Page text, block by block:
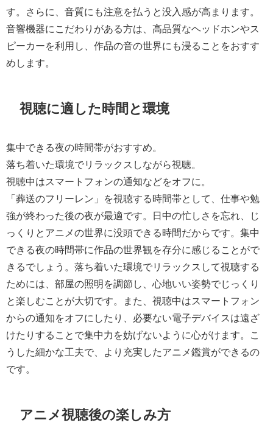
す。さらに、音質にも注意を払うと没入感が高まります。
音響機器にこだわりがある方は、高品質なヘッドホンやス
ピーカーを利用し、作品の音の世界にも浸ることをおすす
めします。
視聴に適した時間と環境
集中できる夜の時間帯がおすすめ。
落ち着いた環境でリラックスしながら視聴。
視聴中はスマートフォンの通知などをオフに。
「葬送のフリーレン」を視聴する時間帯として、仕事や勉
強が終わった後の夜が最適です。日中の忙しさを忘れ、じ
っくりとアニメの世界に没頭できる時間だからです。集中
できる夜の時間帯に作品の世界観を存分に感じることがで
きるでしょう。落ち着いた環境でリラックスして視聴する
ためには、部屋の照明を調節し、心地いい姿勢でじっくり
と楽しむことが大切です。また、視聴中はスマートフォン
からの通知をオフにしたり、必要ない電子デバイスは遠ざ
けたりすることで集中力を妨げないように心がけます。こ
うした細かな工夫で、より充実したアニメ鑑賞ができるの
です。
アニメ視聴後の楽しみ方